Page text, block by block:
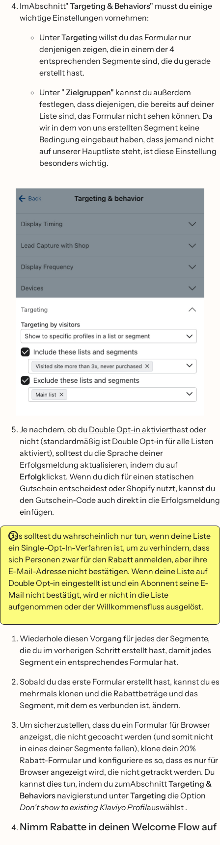
ImAbschnitt" Targeting & Behaviors" musst du einige
wichtige Einstellungen vornehmen:
UnterTargeting willst du das Formular nur
denjenigen zeigen, die in einem der 4
entsprechenden Segmente sind, die du gerade
erstellt hast.
Unter " Zielgruppen" kannst du außerdem
festlegen, dass diejenigen, die bereits auf deiner
Liste sind, das Formular nicht sehen können. Da
wir in dem von uns erstellten Segment keine
Bedingung eingebaut haben, dass jemand nicht
auf unserer Hauptliste steht, ist diese Einstellung
besonders wichtig.
Je nachdem, ob du Double Opt-in aktivierthast oder
nicht (standardmäßig ist Double Opt-in für alle Listen
aktiviert), solltest du die Sprache deiner
Erfolgsmeldung aktualisieren, indem du auf
Erfolgklickst. Wenn du dich für einen statischen
Gutschein entscheidest oder Shopify nutzt, kannst du
den Gutschein-Code auch direkt in die Erfolgsmeldung
einfügen.
Das solltest du wahrscheinlich nur tun, wenn deine Liste
ein Single-Opt-In-Verfahren ist, um zu verhindern, dass
sich Personen zwar für den Rabatt anmelden, aber ihre
E-Mail-Adresse nicht bestätigen. Wenn deine Liste auf
Double Opt-in eingestellt ist und ein Abonnent seine E-
Mail nicht bestätigt, wird er nicht in die Liste
aufgenommen oder der Willkommensfluss ausgelöst.
Wiederhole diesen Vorgang für jedes der Segmente,
die du im vorherigen Schritt erstellt hast, damit jedes
Segment ein entsprechendes Formular hat.
Sobald du das erste Formular erstellt hast, kannst du es
mehrmals klonen und die Rabattbeträge und das
Segment, mit dem es verbunden ist, ändern.
Um sicherzustellen, dass du ein Formular für Browser
anzeigst, die nicht gecoacht werden (und somit nicht
in eines deiner Segmente fallen), klone dein 20%
Rabatt-Formular und konfiguriere es so, dass es nur für
Browser angezeigt wird, die nicht getrackt werden. Du
kannst dies tun, indem du zumAbschnittTargeting &
Behaviors navigierstund unterTargeting die Option
Don't show to existing Klaviyo Profilauswählst .
Nimm Rabatte in deinen Welcome Flow auf